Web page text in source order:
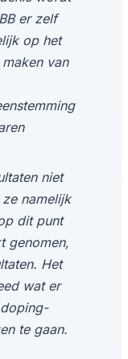
er zelf
op het
van
niet
namelijk
dit punt
genomen,
Het
wat er
te gaan.